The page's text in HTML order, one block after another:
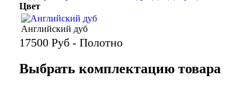
Цвет
Английский дуб
17500 Руб - Полотно
Выбрать комплектацию товара